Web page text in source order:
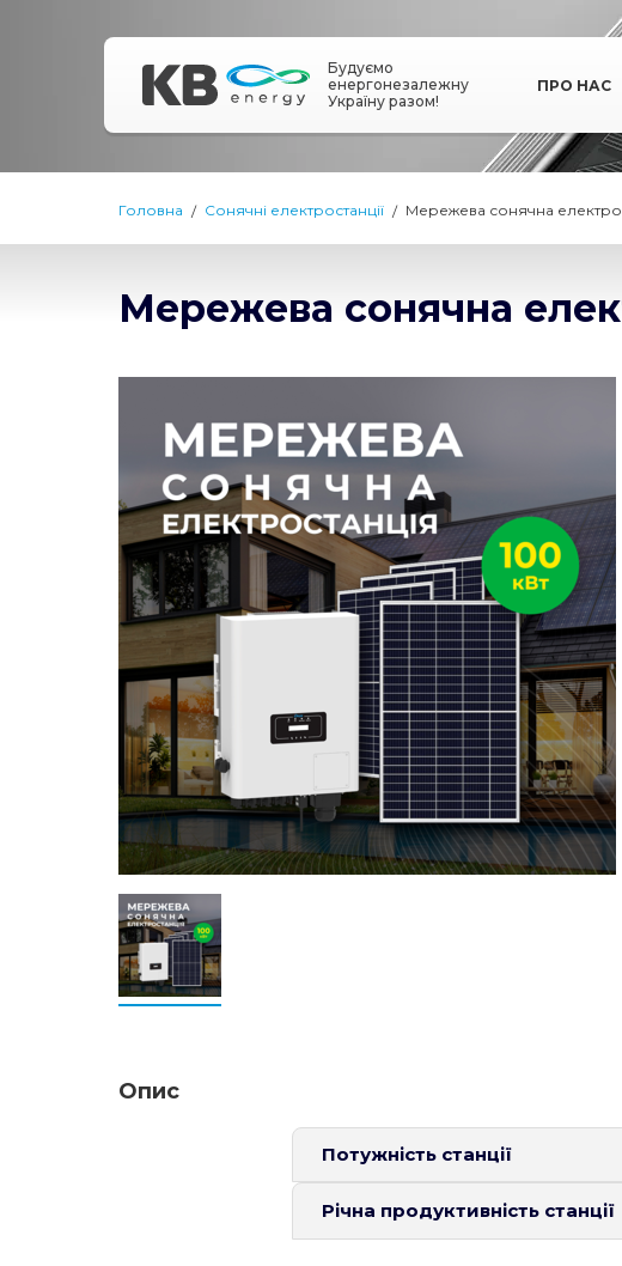
Будуємо
енергонезалежну
Україну разом!
ПРО НАС
Головна Сонячні електростанції Мережева сонячна
Мережева сонячна
Опис
Потужність станції
Річна продуктивність станції